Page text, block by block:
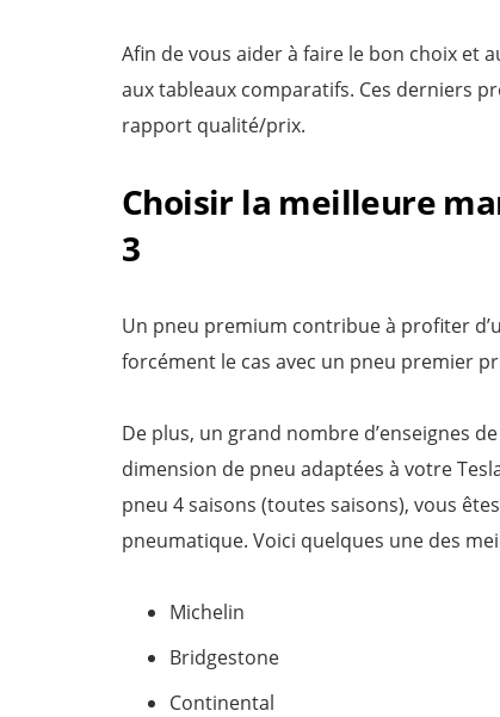
Afin de vous aider à faire le bon choix et
aux tableaux comparatifs. Ces derniers
rapport qualité/prix.
Choisir la meilleure
3
Un pneu premium contribue à profiter
forcément le cas avec un pneu premier
De plus, un grand nombre d’enseignes
dimension de pneu adaptées à votre
pneu 4 saisons (toutes saisons), vous
pneumatique. Voici quelques une des
Michelin
Bridgestone
Continental